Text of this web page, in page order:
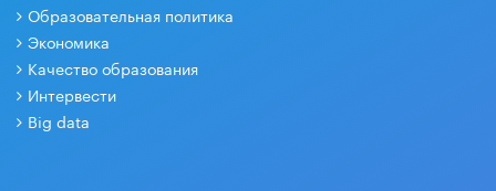
Образовательная политика
Экономика
Качество образования
Интервести
Big data